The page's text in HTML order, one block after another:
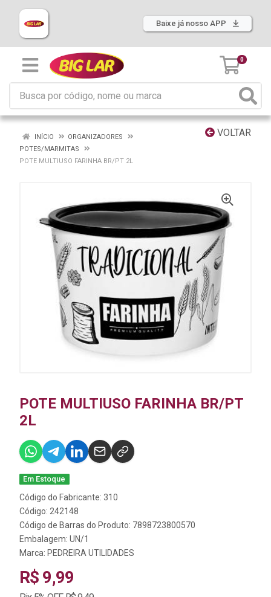
Baixe já nosso APP
0
VOLTAR
INÍCIO
ORGANIZADORES
POTES/MARMITAS
POTE MULTIUSO FARINHA BR/PT 2L
POTE MULTIUSO FARINHA BR/PT
2L
Em Estoque
Código do Fabricante: 310
Código: 242148
Código de Barras do Produto: 7898723800570
Embalagem: UN/1
Marca: PEDREIRA UTILIDADES
R$ 9,99